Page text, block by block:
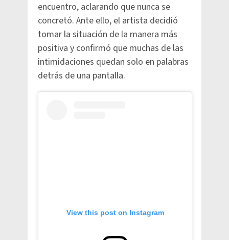
encuentro, aclarando que nunca se
concretó. Ante ello, el artista decidió
tomar la situación de la manera más
positiva y confirmó que muchas de las
intimidaciones quedan solo en palabras
detrás de una pantalla.
View this post on Instagram